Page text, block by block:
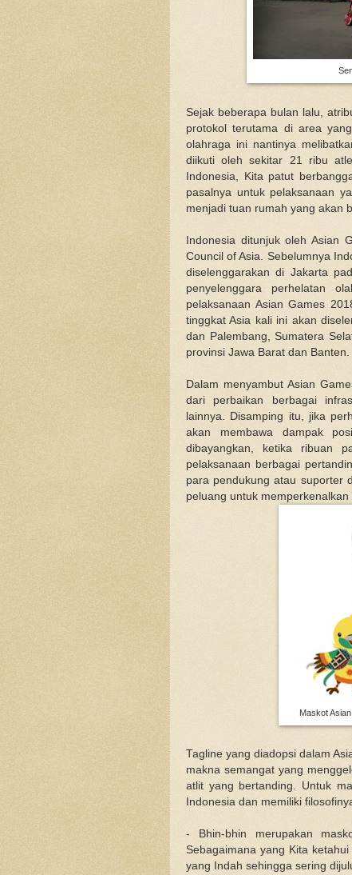
Sejak beberapa bulan lalu,
protokol terutama di area
olahraga ini nantinya
diikuti oleh sekitar 21 ribu
Indonesia, Kita patut
pasalnya untuk pelaksanaan
menjadi tuan rumah yang akan
Indonesia ditunjuk oleh Asian
Council of Asia. Sebelumnya
diselenggarakan di Jakarta
penyelenggara perhelatan
pelaksanaan Asian Games
tinggkat Asia kali ini akan
dan Palembang, Sumatera
provinsi Jawa Barat dan Banten.
Dalam menyambut Asian
dari perbaikan berbagai
lainnya. Disamping itu, jika
akan membawa dampak
dibayangkan, ketika ribuan
pelaksanaan berbagai
para pendukung atau suporter
peluang untuk
Maskot
Tagline yang diadopsi dalam
makna semangat yang
atlit yang bertanding. Untuk
Indonesia dan memiliki
- Bhin-bhin merupakan
Sebagaimana yang Kita
yang Indah sehingga sering